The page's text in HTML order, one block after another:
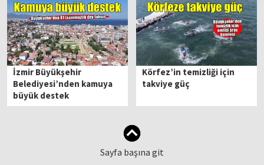
İzmir Büyükşehir
Belediyesi’nden kamuya
büyük destek
Körfez’in temizliği için
takviye güç
Sayfa başına git